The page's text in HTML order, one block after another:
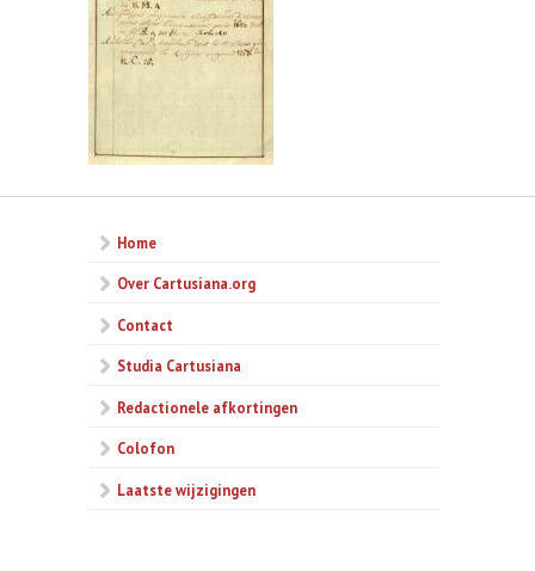
Home
Over Cartusiana.org
Contact
Studia Cartusiana
Redactionele afkortingen
Colofon
Laatste wijzigingen